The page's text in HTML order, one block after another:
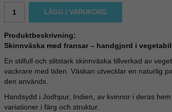
LÄGG I VARUKORG
Produktbeskrivning:
Skinnväska med fransar – handgjord i
En stilfull och slitstark skinnväska tillverkad av
vackrare med tiden. Väskan utvecklar en naturlig
den används.
Handsydd i Jodhpur, Indien, av kvinnor i deras
variationer i färg och struktur.